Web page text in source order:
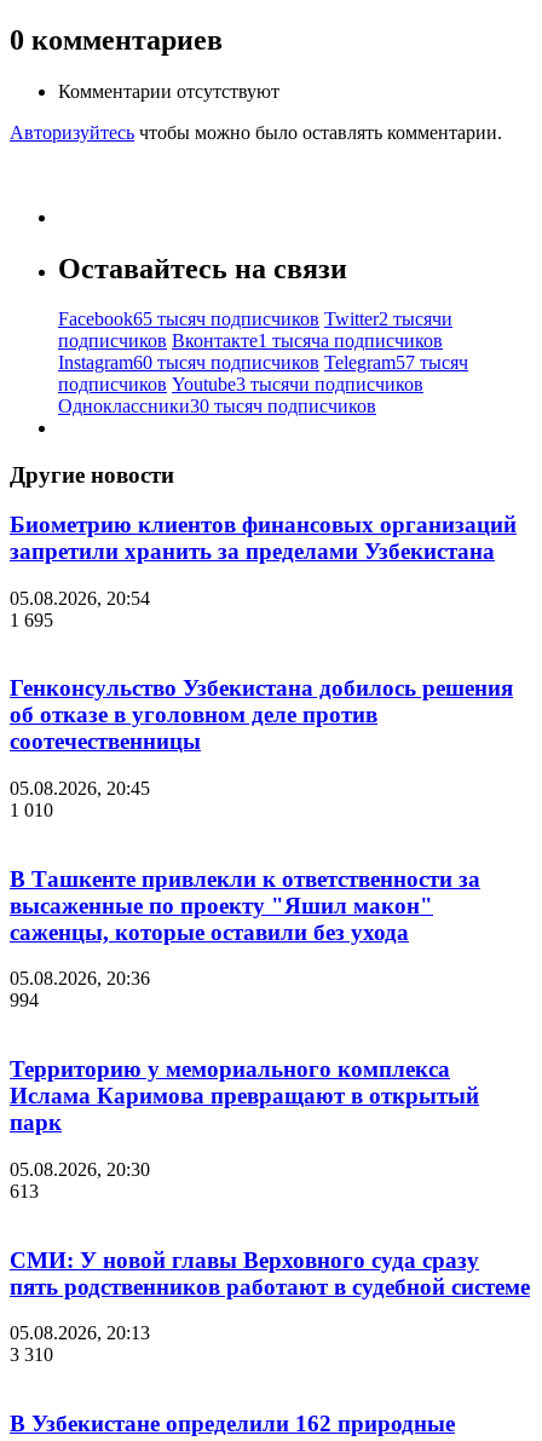
0 комментариев
Комментарии отсутствуют
Авторизуйтесь чтобы можно было оставлять комментарии.
Оставайтесь на связи
Facebook65 тысяч подписчиков Twitter2 тысячи
подписчиков Вконтакте1 тысяча подписчиков
Instagram60 тысяч подписчиков Telegram57 тысяч
подписчиков Youtube3 тысячи подписчиков
Одноклассники30 тысяч подписчиков
Другие новости
Биометрию клиентов финансовых организаций
запретили хранить за пределами Узбекистана
05.08.2026, 20:54
1 695
Генконсульство Узбекистана добилось решения
об отказе в уголовном деле против
соотечественницы
05.08.2026, 20:45
1 010
В Ташкенте привлекли к ответственности за
высаженные по проекту "Яшил макон"
саженцы, которые оставили без ухода
05.08.2026, 20:36
994
Территорию у мемориального комплекса
Ислама Каримова превращают в открытый
парк
05.08.2026, 20:30
613
СМИ: У новой главы Верховного суда сразу
пять родственников работают в судебной системе
05.08.2026, 20:13
3 310
В Узбекистане определили 162 природные